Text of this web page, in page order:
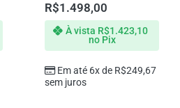
R$1.498,00
Em até 6x de R$249,67
sem juros
À vista R$1.423,10
no Pix